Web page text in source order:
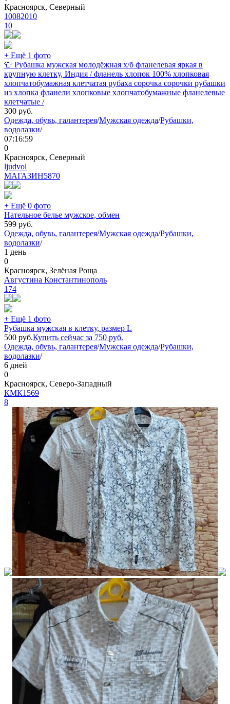
Красноярск, Северный
10082010
10
+ Ещё 1 фото
👕 Рубашка мужская молодёжная х/б фланелевая яркая в
крупную клетку, Индия / фланель хлопок 100% хлопковая
хлопчатобумажная клетчатая рубаха сорочка сорочки рубашки
из хлопка фланели хлопковые хлопчатобумажные фланелевые
клетчатые /
300 руб.
Одежда, обувь, галантерея/Мужская одежда/Рубашки,
водолазки/
07:16:59
0
Красноярск, Северный
ljudvol
МАГАЗИН5870
+ Ещё 0 фото
Нательное белье мужское, обмен
599 руб.
Одежда, обувь, галантерея/Мужская одежда/Рубашки,
водолазки/
1 день
0
Красноярск, Зелёная Роща
Августина Константинополь
174
+ Ещё 1 фото
Рубашка мужская в клетку, размер L
500 руб.Купить сейчас за 750 руб.
Одежда, обувь, галантерея/Мужская одежда/Рубашки,
водолазки/
6 дней
0
Красноярск, Северо-Западный
КМК1569
8